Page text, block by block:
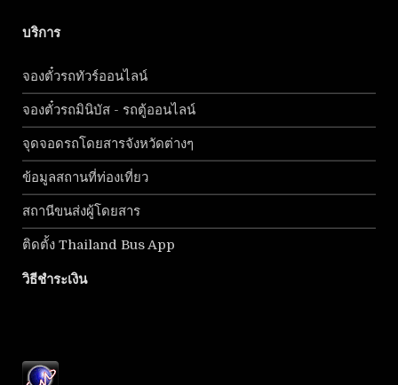
บริการ
จองตั๋วรถทัวร์ออนไลน์
จองตั๋วรถมินิบัส - รถตู้ออนไลน์
จุดจอดรถโดยสารจังหวัดต่างๆ
ข้อมูลสถานที่ท่องเที่ยว
สถานีขนส่งผู้โดยสาร
ติดตั้ง Thailand Bus App
วิธีชำระเงิน